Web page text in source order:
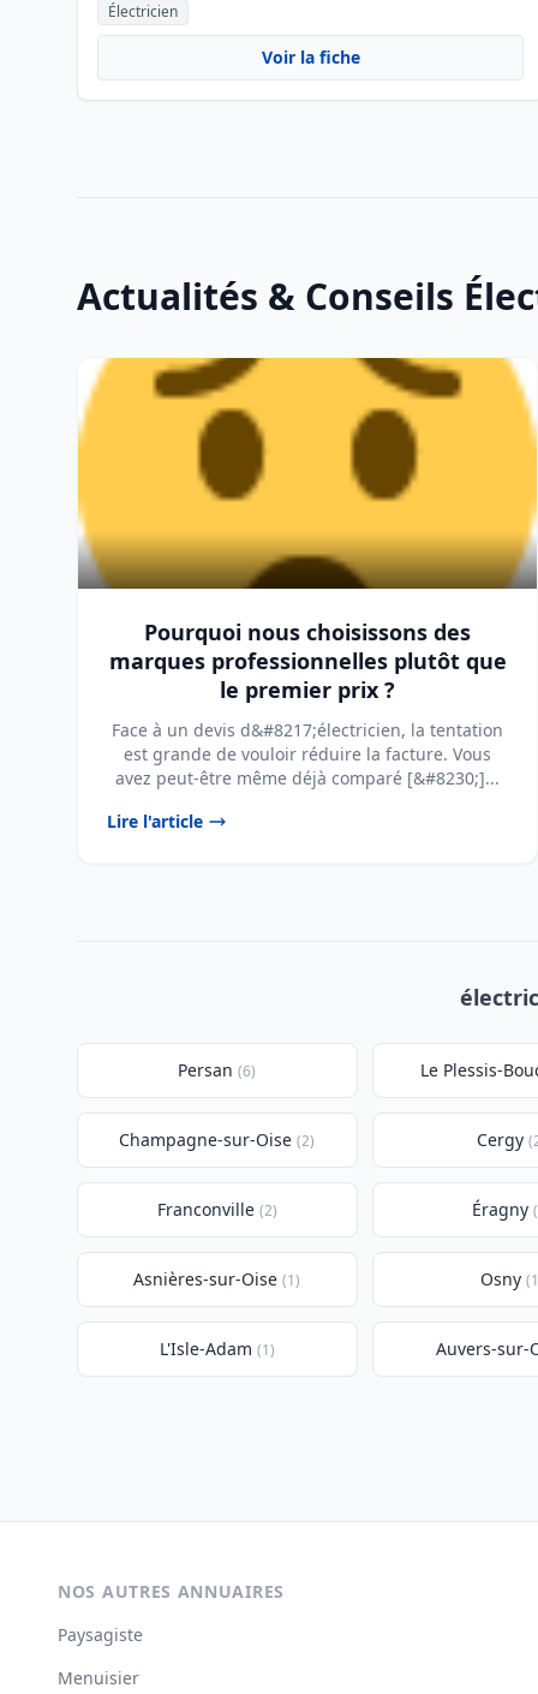
Électricien
Voir la fiche
Actualités & Conseils
Pourquoi nous choisissons des
marques professionnelles plutôt que
le premier prix ?
Face à un devis d&#8217;électricien, la tentation
est grande de vouloir réduire la facture. Vous
avez peut-être même déjà comparé [&#8230;]...
Lire l'article
Persan (6) Le Plessis-
Champagne-sur-Oise (2) Cergy
Franconville (2) Éragny
Asnières-sur-Oise (1) Osny
L'Isle-Adam (1) Auvers-sur-
NOS AUTRES ANNUAIRES
Paysagiste
Menuisier